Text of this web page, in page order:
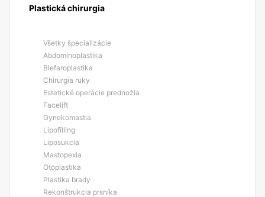
Plastická chirurgia
Všetky špecializácie
Abdominoplastika
Blefaroplastika
Chirurgia ruky
Estetické operácie prednožia
Facelift
Gynekomastia
Lipofilling
Liposukcia
Mastopexia
Otoplastika
Plastika brady
Rekonštrukcia prsníka